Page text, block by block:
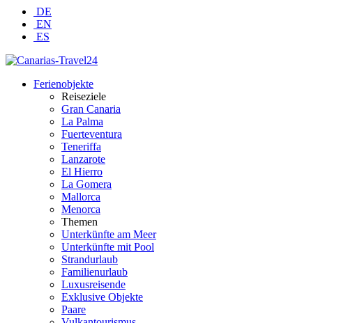
DE
EN
ES
Ferienobjekte
Reiseziele
Gran Canaria
La Palma
Fuerteventura
Teneriffa
Lanzarote
El Hierro
La Gomera
Mallorca
Menorca
Themen
Unterkünfte am Meer
Unterkünfte mit Pool
Strandurlaub
Familienurlaub
Luxusreisende
Exklusive Objekte
Paare